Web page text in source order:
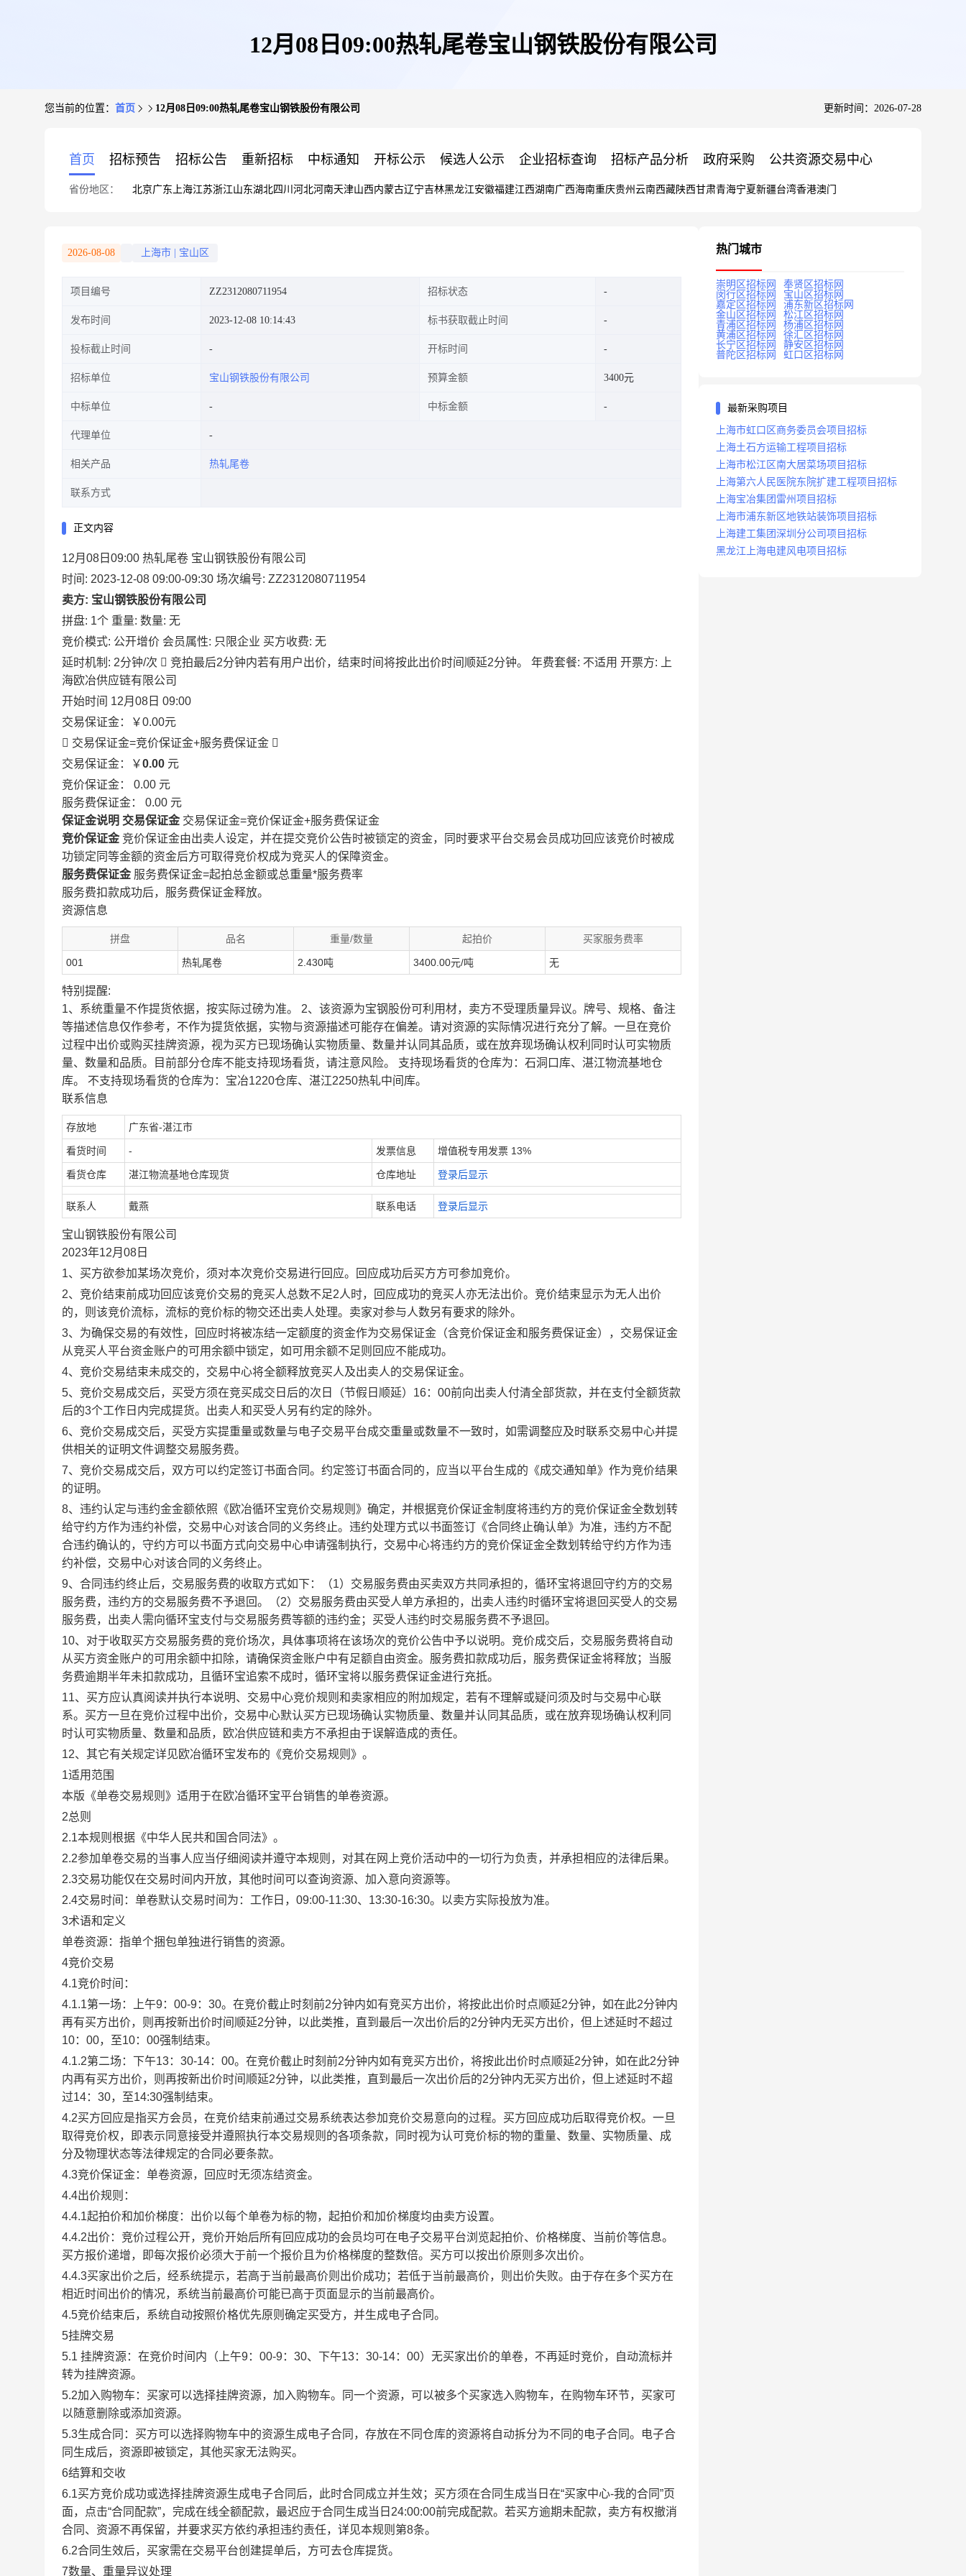
12月08日09:00热轧尾卷宝山钢铁股份有限公司
您当前的位置： 首页 12月08日09:00热轧尾卷宝山钢铁股份有限公司 更新时间：2026-07-28
首页 招标预告 招标公告 重新招标 中标通知 开标公示 候选人公示 企业招标查询 招标产品分析 政府采购 公共资源交易中心
省份地区： 北京广东 上海江苏浙江山东湖北四川 河北河南天津山西内蒙古辽宁吉林黑龙江安徽福建江西湖南广西海南重庆贵州 云南西藏陕西甘肃青海宁夏新疆台湾香港澳门
2026-08-08 上海市 宝山区
项目编号 ZZ2312080711954 招标状态
发布时间 2023-12-08 10:14:43 标书获取截止时间
投标截止时间 开标时间
招标单位 宝山钢铁股份有限公司 预算金额 3400元
中标单位 中标金额
代理单位
相关产品 热轧尾卷
联系方式
正文内容
12月08日09:00 热轧尾卷 宝山钢铁股份有限公司
时间: 2023-12-08 09:00-09:30 场次编号: ZZ2312080711954
卖方: 宝山钢铁股份有限公司
拼盘: 1个 重量: 数量: 无
竞价模式: 公开增价 会员属性: 只限企业 买方收费: 无
延时机制: 2分钟/次  竞拍最后2分钟内若有用户出价，结束时间将按此出价时间顺延2分钟。 年费套餐: 不适用 开票方: 上
海欧冶供应链有限公司
开始时间 12月08日 09:00
交易保证金：
￥0.00元
 交易保证金=竞价保证金+服务费保证金 
交易保证金：￥0.00 元
竞价保证金： 0.00 元
服务费保证金： 0.00 元
保证金说明 交易保证金 交易保证金=竞价保证金+服务费保证金
竞价保证金 竞价保证金由出卖人设定，并在提交竞价公告时被锁定的资金，同时要求平台交易会员成功回应该竞价时被成
功锁定同等金额的资金后方可取得竞价权成为竞买人的保障资金。
服务费保证金 服务费保证金=起拍总金额或总重量*服务费率
服务费扣款成功后，服务费保证金释放。
资源信息
拼盘 品名 重量/数量 起拍价 买家服务费率
001 热轧尾卷 2.430吨 3400.00元/吨 无
特别提醒:
1、系统重量不作提货依据，按实际过磅为准。 2、该资源为宝钢股份可利用材，卖方不受理质量异议。牌号、规格、备注
等描述信息仅作参考，不作为提货依据，实物与资源描述可能存在偏差。请对资源的实际情况进行充分了解。一旦在竞价
过程中出价或购买挂牌资源，视为买方已现场确认实物质量、数量并认同其品质，或在放弃现场确认权利同时认可实物质
量、数量和品质。目前部分仓库不能支持现场看货，请注意风险。 支持现场看货的仓库为：石洞口库、湛江物流基地仓
库。 不支持现场看货的仓库为：宝冶1220仓库、湛江2250热轧中间库。
联系信息
存放地 广东省-湛江市
看货时间 - 发票信息 增值税专用发票 13%
看货仓库 湛江物流基地仓库现货 仓库地址 登录后显示
联系人 戴燕 联系电话 登录后显示
宝山钢铁股份有限公司
2023年12月08日
1、买方欲参加某场次竞价，须对本次竞价交易进行回应。回应成功后买方方可参加竞价。
2、竞价结束前成功回应该竞价交易的竞买人总数不足2人时，回应成功的竞买人亦无法出价。竞价结束显示为无人出价
的，则该竞价流标，流标的竞价标的物交还出卖人处理。卖家对参与人数另有要求的除外。
3、为确保交易的有效性，回应时将被冻结一定额度的资金作为交易保证金（含竞价保证金和服务费保证金），交易保证金
从竞买人平台资金账户的可用余额中锁定，如可用余额不足则回应不能成功。
4、竞价交易结束未成交的，交易中心将全额释放竞买人及出卖人的交易保证金。
5、竞价交易成交后，买受方须在竞买成交日后的次日（节假日顺延）16：00前向出卖人付清全部货款，并在支付全额货款
后的3个工作日内完成提货。出卖人和买受人另有约定的除外。
6、竞价交易成交后，买受方实提重量或数量与电子交易平台成交重量或数量不一致时，如需调整应及时联系交易中心并提
供相关的证明文件调整交易服务费。
7、竞价交易成交后，双方可以约定签订书面合同。约定签订书面合同的，应当以平台生成的《成交通知单》作为竞价结果
的证明。
8、违约认定与违约金金额依照《欧冶循环宝竞价交易规则》确定，并根据竞价保证金制度将违约方的竞价保证金全数划转
给守约方作为违约补偿，交易中心对该合同的义务终止。违约处理方式以书面签订《合同终止确认单》为准，违约方不配
合违约确认的，守约方可以书面方式向交易中心申请强制执行，交易中心将违约方的竞价保证金全数划转给守约方作为违
约补偿，交易中心对该合同的义务终止。
9、合同违约终止后，交易服务费的收取方式如下：（1）交易服务费由买卖双方共同承担的，循环宝将退回守约方的交易
服务费，违约方的交易服务费不予退回。（2）交易服务费由买受人单方承担的，出卖人违约时循环宝将退回买受人的交易
服务费，出卖人需向循环宝支付与交易服务费等额的违约金；买受人违约时交易服务费不予退回。
10、对于收取买方交易服务费的竞价场次，具体事项将在该场次的竞价公告中予以说明。竞价成交后，交易服务费将自动
从买方资金账户的可用余额中扣除，请确保资金账户中有足额自由资金。服务费扣款成功后，服务费保证金将释放；当服
务费逾期半年未扣款成功，且循环宝追索不成时，循环宝将以服务费保证金进行充抵。
11、买方应认真阅读并执行本说明、交易中心竞价规则和卖家相应的附加规定，若有不理解或疑问须及时与交易中心联
系。买方一旦在竞价过程中出价，交易中心默认买方已现场确认实物质量、数量并认同其品质，或在放弃现场确认权利同
时认可实物质量、数量和品质，欧冶供应链和卖方不承担由于误解造成的责任。
12、其它有关规定详见欧冶循环宝发布的《竞价交易规则》。
1适用范围
本版《单卷交易规则》适用于在欧冶循环宝平台销售的单卷资源。
2总则
2.1本规则根据《中华人民共和国合同法》。
2.2参加单卷交易的当事人应当仔细阅读并遵守本规则，对其在网上竞价活动中的一切行为负责，并承担相应的法律后果。
2.3交易功能仅在交易时间内开放，其他时间可以查询资源、加入意向资源等。
2.4交易时间：单卷默认交易时间为：工作日，09:00-11:30、13:30-16:30。以卖方实际投放为准。
3术语和定义
单卷资源：指单个捆包单独进行销售的资源。
4竞价交易
4.1竞价时间：
4.1.1第一场：上午9：00-9：30。在竞价截止时刻前2分钟内如有竞买方出价，将按此出价时点顺延2分钟，如在此2分钟内
再有买方出价，则再按新出价时间顺延2分钟，以此类推，直到最后一次出价后的2分钟内无买方出价，但上述延时不超过
10：00，至10：00强制结束。
4.1.2第二场：下午13：30-14：00。在竞价截止时刻前2分钟内如有竞买方出价，将按此出价时点顺延2分钟，如在此2分钟
内再有买方出价，则再按新出价时间顺延2分钟，以此类推，直到最后一次出价后的2分钟内无买方出价，但上述延时不超
过14：30，至14:30强制结束。
4.2买方回应是指买方会员，在竞价结束前通过交易系统表达参加竞价交易意向的过程。买方回应成功后取得竞价权。一旦
取得竞价权，即表示同意接受并遵照执行本交易规则的各项条款，同时视为认可竞价标的物的重量、数量、实物质量、成
分及物理状态等法律规定的合同必要条款。
4.3竞价保证金：单卷资源，回应时无须冻结资金。
4.4出价规则：
4.4.1起拍价和加价梯度：出价以每个单卷为标的物，起拍价和加价梯度均由卖方设置。
4.4.2出价：竞价过程公开，竞价开始后所有回应成功的会员均可在电子交易平台浏览起拍价、价格梯度、当前价等信息。
买方报价递增，即每次报价必须大于前一个报价且为价格梯度的整数倍。买方可以按出价原则多次出价。
4.4.3买家出价之后，经系统提示，若高于当前最高价则出价成功；若低于当前最高价，则出价失败。由于存在多个买方在
相近时间出价的情况，系统当前最高价可能已高于页面显示的当前最高价。
4.5竞价结束后，系统自动按照价格优先原则确定买受方，并生成电子合同。
5挂牌交易
5.1 挂牌资源：在竞价时间内（上午9：00-9：30、下午13：30-14：00）无买家出价的单卷，不再延时竞价，自动流标并
转为挂牌资源。
5.2加入购物车：买家可以选择挂牌资源，加入购物车。同一个资源，可以被多个买家选入购物车，在购物车环节，买家可
以随意删除或添加资源。
5.3生成合同：买方可以选择购物车中的资源生成电子合同，存放在不同仓库的资源将自动拆分为不同的电子合同。电子合
同生成后，资源即被锁定，其他买家无法购买。
6结算和交收
6.1买方竞价成功或选择挂牌资源生成电子合同后，此时合同成立并生效；买方须在合同生成当日在“买家中心-我的合同”页
面，点击“合同配款”，完成在线全额配款，最迟应于合同生成当日24:00:00前完成配款。若买方逾期未配款，卖方有权撤消
合同、资源不再保留，并要求买方依约承担违约责任，详见本规则第8条。
6.2合同生效后，买家需在交易平台创建提单后，方可去仓库提货。
7数量、重量异议处理
热门城市
崇明区招标网
奉贤区招标网
闵行区招标网
宝山区招标网
嘉定区招标网
浦东新区招标网
金山区招标网
松江区招标网
青浦区招标网
杨浦区招标网
黄浦区招标网
徐汇区招标网
长宁区招标网
静安区招标网
普陀区招标网
虹口区招标网
最新采购项目
上海市虹口区商务委员会项目招标
上海土石方运输工程项目招标
上海市松江区南大居菜场项目招标
上海第六人民医院东院扩建工程项目招标
上海宝冶集团雷州项目招标
上海市浦东新区地铁站装饰项目招标
上海建工集团深圳分公司项目招标
黑龙江上海电建风电项目招标